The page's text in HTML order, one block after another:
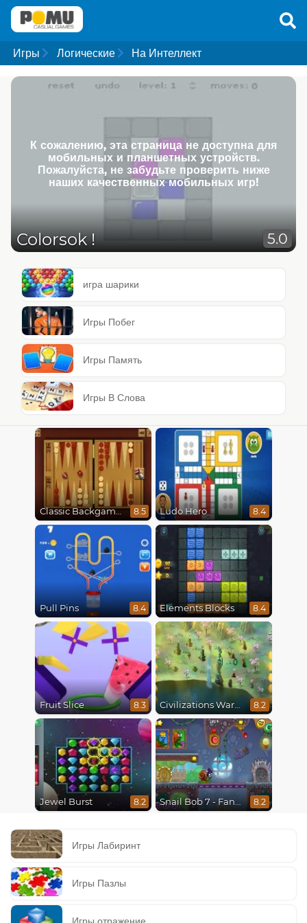
Игры Логические На Интеллект
К сожалению, эта страница не доступна для
мобильных и планшетных устройств.
Пожалуйста, не забудьте проверить ниже
наших качественных мобильных игр!
Colorsok ! 5.0
игра шарики
Игры Побег
Игры Память
Игры В Слова
Classic Backgammon 8.5 Ludo Hero 8.4
Pull Pins 8.4 Elements Blocks 8.4
Fruit Slice 8.3 Civilizations Wars Master Edition 8.2
Jewel Burst 8.2 Snail Bob 7 - Fantasy Story 8.2
Игры Лабиринт
Игры Пазлы